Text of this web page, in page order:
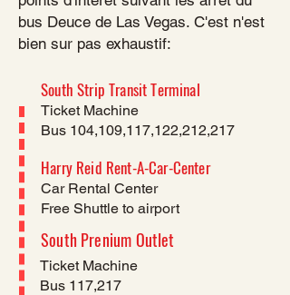
bus Deuce de Las Vegas. C'est n'est
bien sur pas exhaustif:​
South Strip Transit Terminal
Ticket Machine
Bus 104,109,117,122,212,217
Harry Reid Rent-A-Car-Center
Car Rental Center
Free Shuttle to airport
South Prenium Outlet
Ticket Machine
Bus 117,217